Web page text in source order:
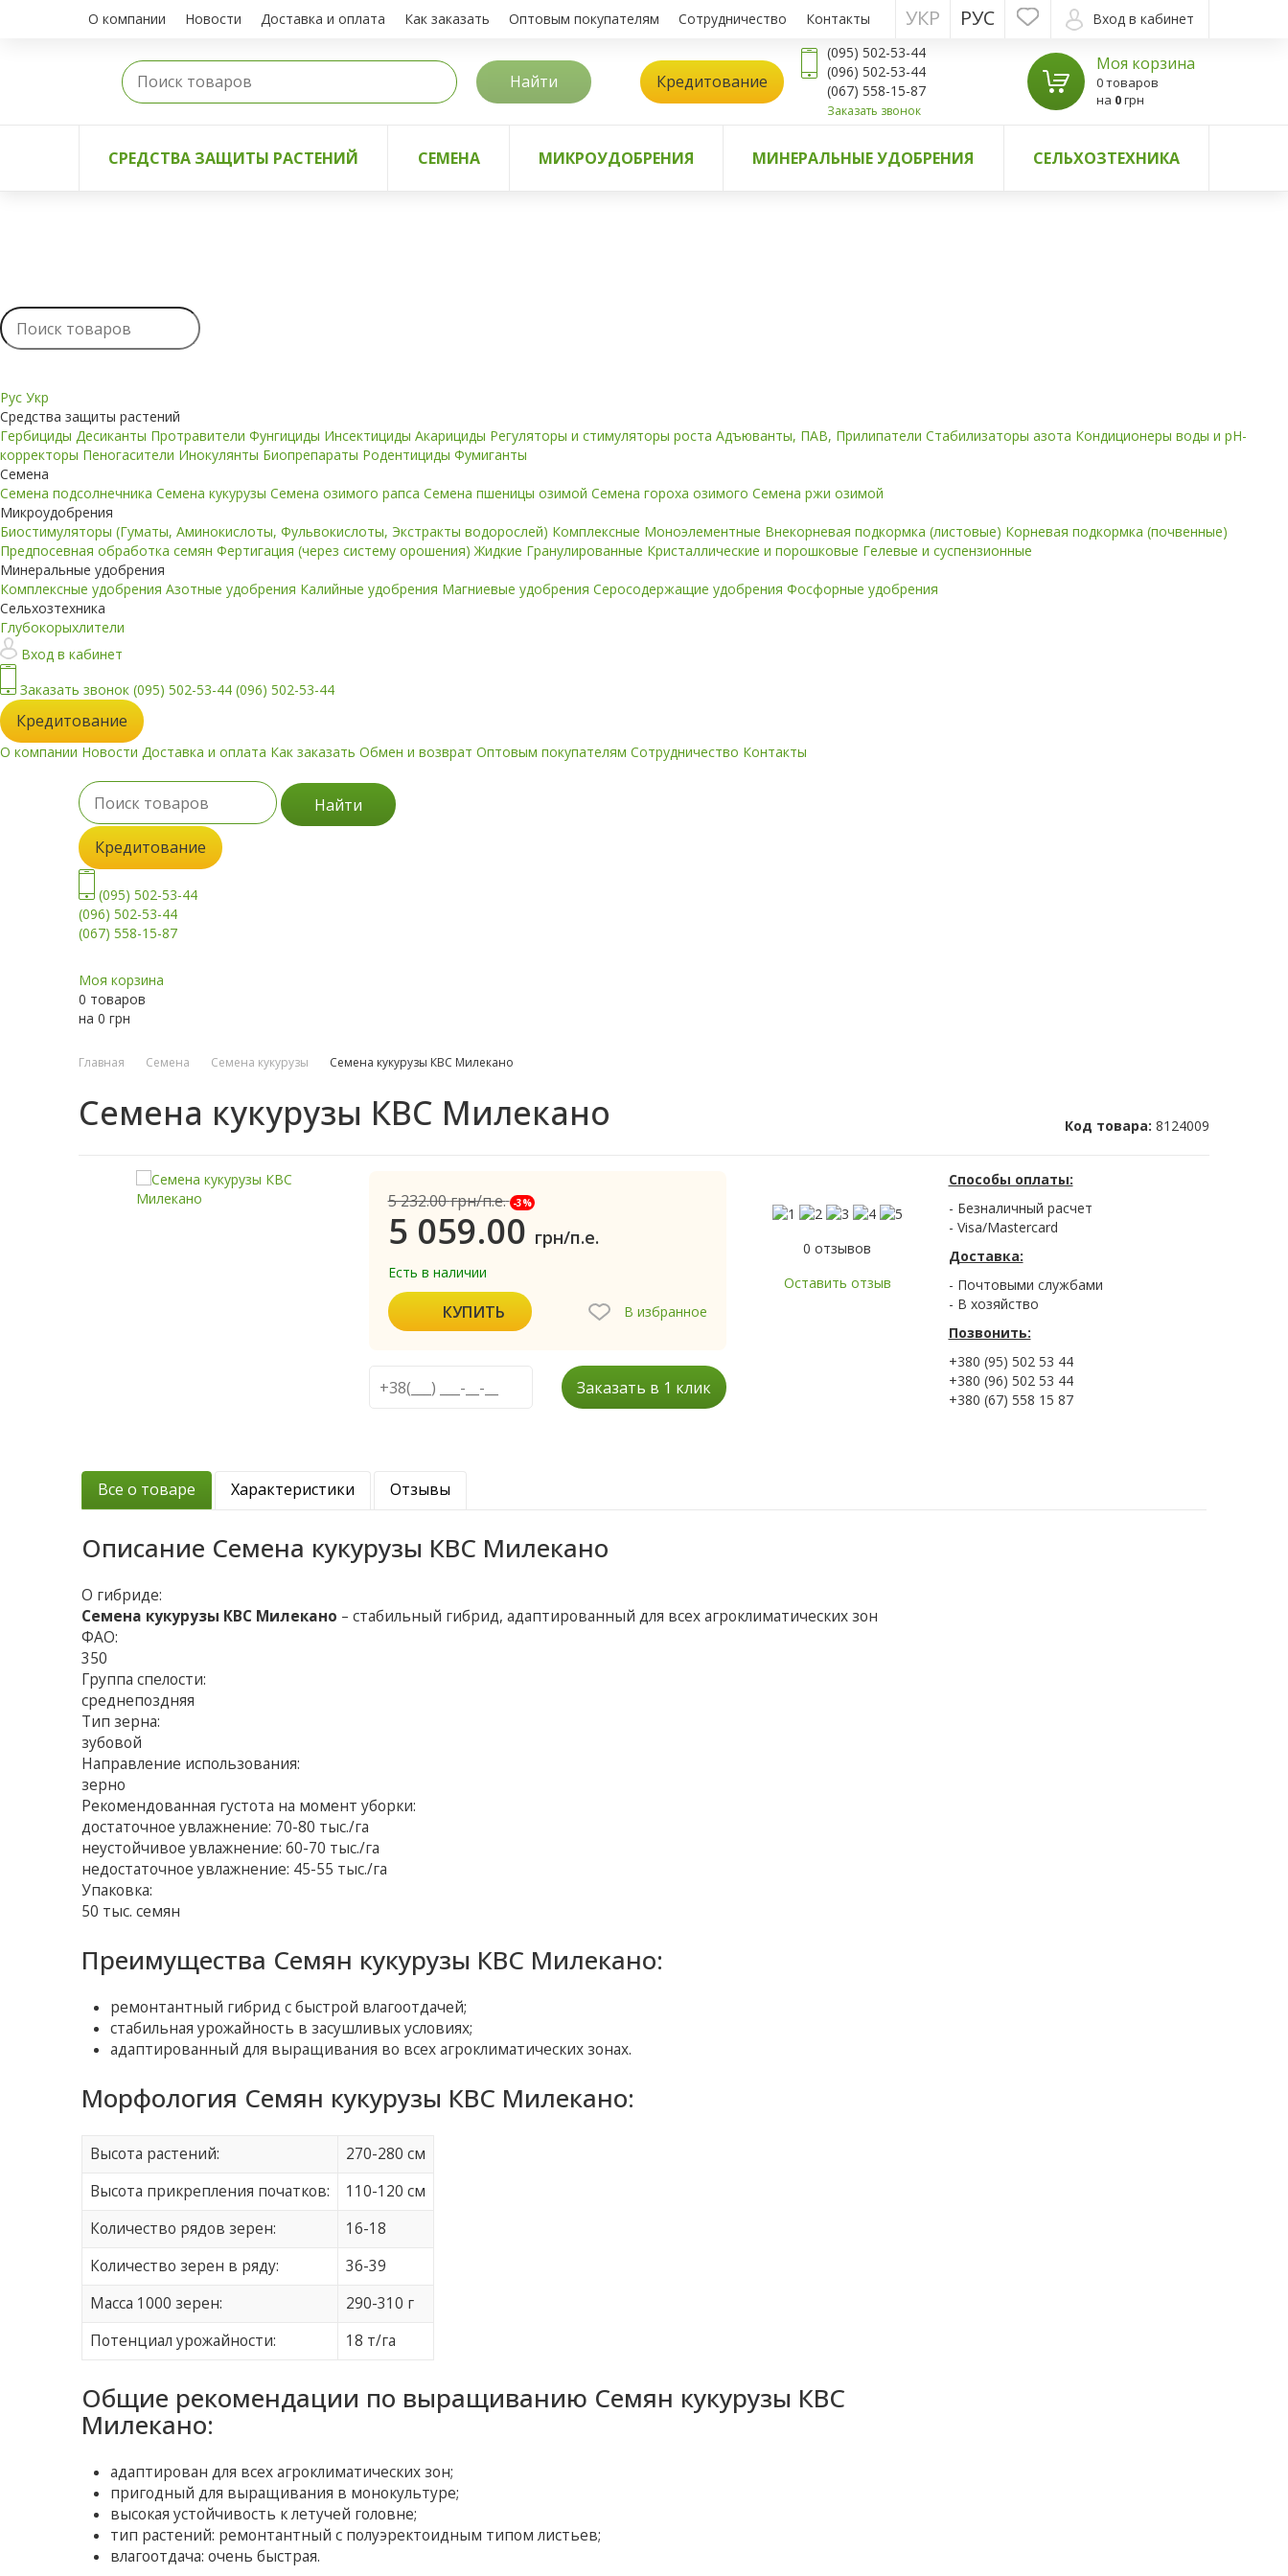
О компании Новости Доставка и оплата Как заказать Оптовым покупателям Сотрудничество Контакты Вход в кабинет
РУС
УКР
Найти Кредитование
(095) 502-53-44
(096) 502-53-44
(067) 558-15-87
Заказать звонок
Моя корзина
0 товаров
на 0грн
СРЕДСТВА ЗАЩИТЫ РАСТЕНИЙ СЕМЕНА МИКРОУДОБРЕНИЯ МИНЕРАЛЬНЫЕ УДОБРЕНИЯ СЕЛЬХОЗТЕХНИКА
Рус Укр
Средства защиты растений
Гербициды Десиканты Протравители Фунгициды Инсектициды Акарициды Регуляторы и стимуляторы роста Адъюванты, ПАВ, Прилипатели Стабилизаторы азота Кондиционеры воды и pH-
корректоры Пеногасители Инокулянты Биопрепараты Родентициды Фумиганты
Семена
Семена подсолнечника Семена кукурузы Семена озимого рапса Семена пшеницы озимой Семена гороха озимого Семена ржи озимой
Микроудобрения
Биостимуляторы (Гуматы, Аминокислоты, Фульвокислоты, Экстракты водорослей) Комплексные Моноэлементные Внекорневая подкормка (листовые) Корневая подкормка (почвенные)
Предпосевная обработка семян Фертигация (через систему орошения)Жидкие Гранулированные Кристаллические и порошковые Гелевые и суспензионные
Минеральные удобрения
Комплексные удобрения Азотные удобрения Калийные удобрения Магниевые удобрения Серосодержащие удобрения Фосфорные удобрения
Сельхозтехника
Глубокорыхлители
Вход в кабинет
Заказать звонок (095) 502-53-44 (096) 502-53-44
Кредитование
О компании Новости Доставка и оплата Как заказать Обмен и возврат Оптовым покупателям Сотрудничество Контакты
Найти
Кредитование
(095) 502-53-44
(096) 502-53-44
(067) 558-15-87
Моя корзина
0 товаров
на 0 грн
Главная Семена Семена кукурузы Семена кукурузы КВС Милекано
Семена кукурузы КВС Милекано Код товара: 8124009
5 232.00грн/п.е. -3%
5 059.00 грн/п.е.
Есть в наличии
КУПИТЬ В избранное
0 отзывов
Оставить отзыв
Заказать в 1 клик
Способы оплаты:
- Безналичный расчет
- Visa/Mastercard
Доставка:
- Почтовыми службами
- В хозяйство
Позвонить:
+380 (95) 502 53 44
+380 (96) 502 53 44
+380 (67) 558 15 87
Все о товаре Характеристики Отзывы
Описание Семена кукурузы КВС Милекано
О гибриде:
Семена кукурузы КВС Милекано – стабильный гибрид, адаптированный для всех агроклиматических зон
ФАО:
350
Группа спелости:
среднепоздняя
Тип зерна:
зубовой
Направление использования:
зерно
Рекомендованная густота на момент уборки:
достаточное увлажнение: 70-80 тыс./га
неустойчивое увлажнение: 60-70 тыс./га
недостаточное увлажнение: 45-55 тыс./га
Упаковка:
50 тыс. семян
Преимущества Семян кукурузы КВС Милекано:
ремонтантный гибрид с быстрой влагоотдачей;
стабильная урожайность в засушливых условиях;
адаптированный для выращивания во всех агроклиматических зонах.
Морфология Семян кукурузы КВС Милекано:
Высота растений:
270-280 см
Высота прикрепления початков:
110-120 см
Количество рядов зерен:
16-18
Количество зерен в ряду:
36-39
Масса 1000 зерен:
290-310 г
Потенциал урожайности:
18 т/га
Общие рекомендации по выращиванию Семян кукурузы КВС
Милекано:
адаптирован для всех агроклиматических зон;
пригодный для выращивания в монокультуре;
высокая устойчивость к летучей головне;
тип растений: ремонтантный с полуэректоидным типом листьев;
влагоотдача: очень быстрая.